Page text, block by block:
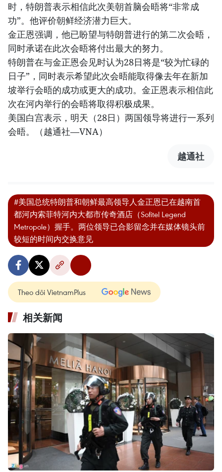
时，特朗普表示相信此次美朝首脑会晤将“非常成
功”。他评价朝鲜经济潜力巨大。
金正恩强调，他已盼望与特朗普进行的第二次会晤，
同时承诺在此次会晤将付出最大的努力。
特朗普在与金正恩会见时认为28日将是“较为忙碌的
日子”，同时表示希望此次会晤能取得像去年在新加
坡举行会晤的成功或更大的成功。金正恩表示相信此
次在河内举行的会晤将取得积极成果。
美国白宫表示，明天（28日）两国领导将进行一系列
会晤。（越通社—VNA）
越通社
#美国总统特朗普和朝鲜最高领导人金正恩已在越南首
都河内索菲特河内大都市传奇酒店（Sofitel Legend
Metropole）握手。两位领导已合影留念并在媒体镜头前
较短的时间内交换意见
Theo dõi VietnamPlus
相关新闻